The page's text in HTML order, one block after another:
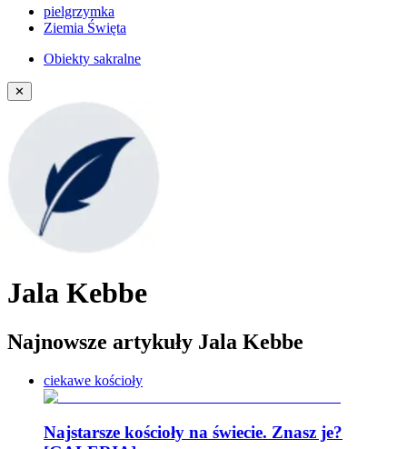
pielgrzymka
Ziemia Święta
Obiekty sakralne
✕
Jala Kebbe
Najnowsze artykuły Jala Kebbe
ciekawe kościoły
Najstarsze kościoły na świecie. Znasz je?